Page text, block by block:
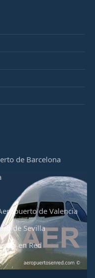
de Barcelona
de Valencia
de Sevilla
en Red